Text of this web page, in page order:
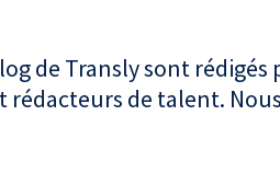
de Transly sont
de talent.